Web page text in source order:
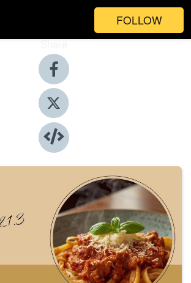
FOLLOW
Share